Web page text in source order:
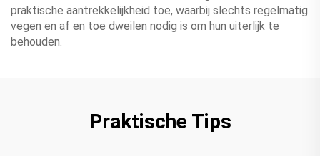
praktische aantrekkelijkheid toe, waarbij slechts regelmatig
vegen en af en toe dweilen nodig is om hun uiterlijk te
behouden.
Praktische Tips